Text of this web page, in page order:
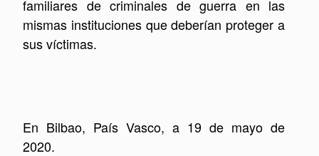
familiares de criminales de guerra en las
mismas instituciones que deberían proteger a
sus víctimas.
En Bilbao, País Vasco, a 19 de mayo de
2020.